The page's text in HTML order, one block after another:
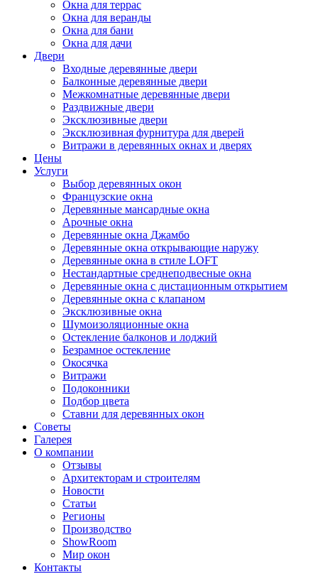
Окна для террас
Окна для веранды
Окна для бани
Окна для дачи
Двери
Входные деревянные двери
Балконные деревянные двери
Межкомнатные деревянные двери
Раздвижные двери
Эксклюзивные двери
Эксклюзивная фурнитура для дверей
Витражи в деревянных окнах и дверях
Цены
Услуги
Выбор деревянных окон
Французские окна
Деревянные мансардные окна
Арочные окна
Деревянные окна Джамбо
Деревянные окна открывающие наружу
Деревянные окна в стиле LOFT
Нестандартные среднеподвесные окна
Деревянные окна с дистационным открытием
Деревянные окна с клапаном
Эксклюзивные окна
Шумоизоляционные окна
Остекление балконов и лоджий
Безрамное остекление
Окосячка
Витражи
Подоконники
Подбор цвета
Ставни для деревянных окон
Советы
Галерея
О компании
Отзывы
Архитекторам и строителям
Новости
Статьи
Регионы
Производство
ShowRoom
Мир окон
Контакты